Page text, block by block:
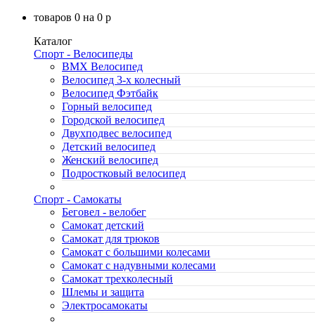
товаров 0 на 0 p
Каталог
Спорт - Велосипеды
BMX Велосипед
Велосипед 3-х колесный
Велосипед Фэтбайк
Горный велосипед
Городской велосипед
Двухподвес велосипед
Детский велосипед
Женский велосипед
Подростковый велосипед
Спорт - Самокаты
Беговел - велобег
Самокат детский
Самокат для трюков
Самокат с большими колесами
Самокат с надувными колесами
Самокат трехколесный
Шлемы и защита
Электросамокаты